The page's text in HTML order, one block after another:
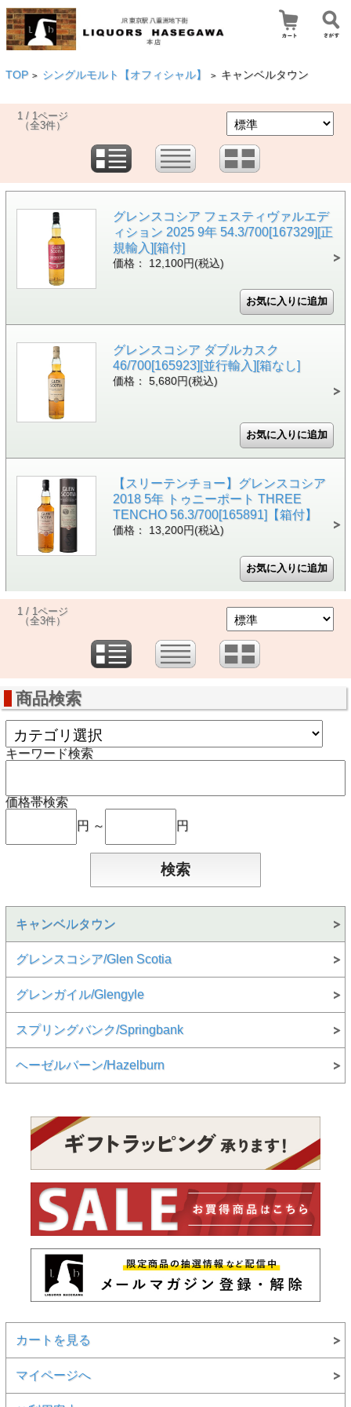
TOP > シングルモルト【オフィシャル】 > キャンベルタウン
1 / 1ページ
（全3件）
グレンスコシア フェスティヴァルエデ
ィション 2025 9年 54.3/700[167329][正
規輸入][箱付]
価格： 12,100円(税込)
グレンスコシア ダブルカスク
46/700[165923][並行輸入][箱なし]
価格： 5,680円(税込)
【スリーテンチョー】グレンスコシア
2018 5年 トゥニーポート THREE
TENCHO 56.3/700[165891]【箱付】
価格： 13,200円(税込)
1 / 1ページ
（全3件）
商品検索
キーワード検索
価格帯検索
円 ～
円
キャンベルタウン
グレンスコシア/Glen Scotia
グレンガイル/Glengyle
スプリングバンク/Springbank
ヘーゼルバーン/Hazelburn
カートを見る
マイページへ